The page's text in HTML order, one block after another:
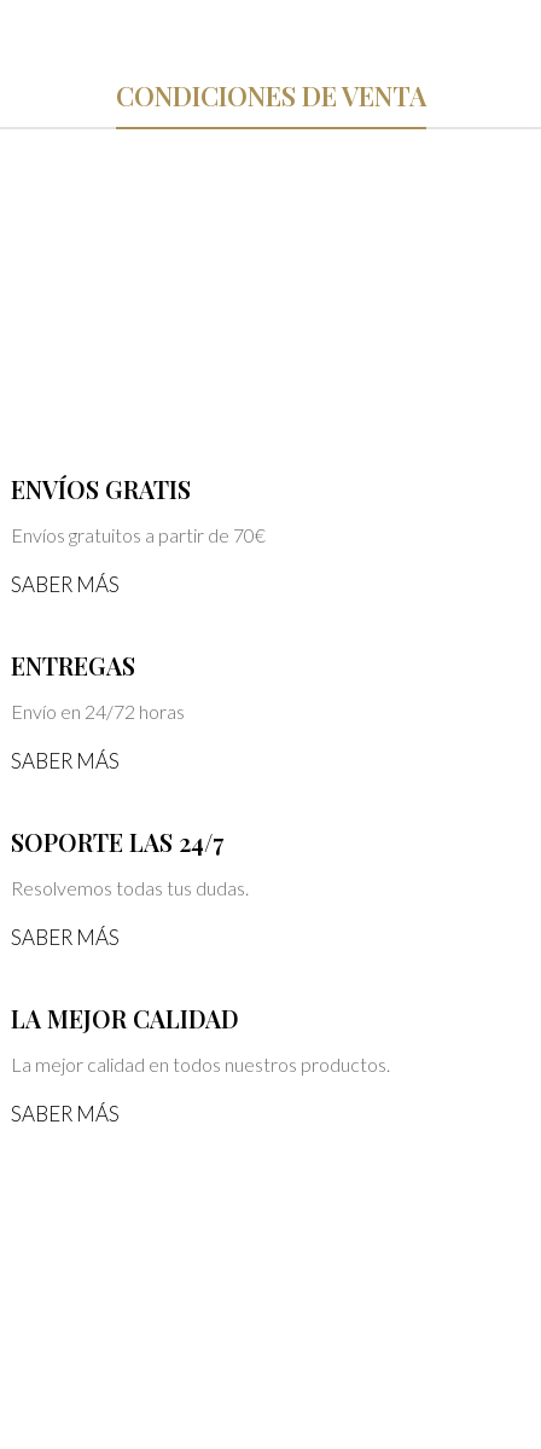
CONDICIONES DE VENTA
ENVÍOS GRATIS
Envíos gratuitos a partir de 70€
SABER MÁS
ENTREGAS
Envío en 24/72 horas
SABER MÁS
SOPORTE LAS 24/7
Resolvemos todas tus dudas.
SABER MÁS
LA MEJOR CALIDAD
La mejor calidad en todos nuestros productos.
SABER MÁS